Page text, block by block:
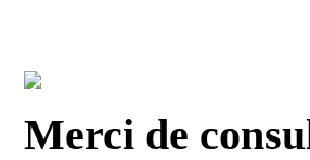
Merci de